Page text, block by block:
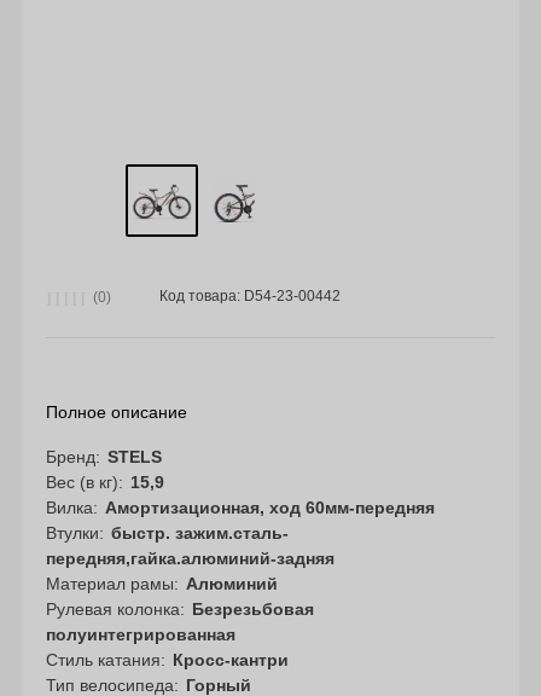
(0) Код товара: D54-23-00442
Полное описание
Бренд
STELS
Вес (в кг)
15,9
Вилка
Амортизационная, ход 60мм-передняя
Втулки
быстр. зажим.сталь-
передняя,гайка.алюминий-задняя
Материал рамы
Алюминий
Рулевая колонка
Безрезьбовая
полуинтегрированная
Стиль катания
Кросс-кантри
Тип велосипеда
Горный